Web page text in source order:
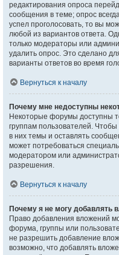
редактирования опроса
сообщения в теме; опрос
успел проголосовать, то вы
любой из вариантов ответа.
только модераторы или
удалить опрос. Это сделано
варианты ответов во время
Вернуться к началу
Почему мне недоступны
Некоторые форумы доступны
группам пользователей.
в них темы и оставлять
может потребоваться
модератором или
разрешения.
Вернуться к началу
Почему я не могу добавлять
Право добавления вложений
форума, группы или
не разрешить добавление
возможно, что добавлять